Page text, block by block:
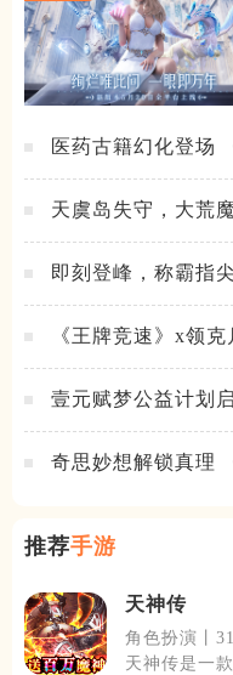
医药古籍幻化登场
天虞岛失守，大荒
即刻登峰，称霸指
《王牌竞速》x领
壹元赋梦公益计划
奇思妙想解锁真理
推荐手游
天神传
角色扮演丨
天神传是一